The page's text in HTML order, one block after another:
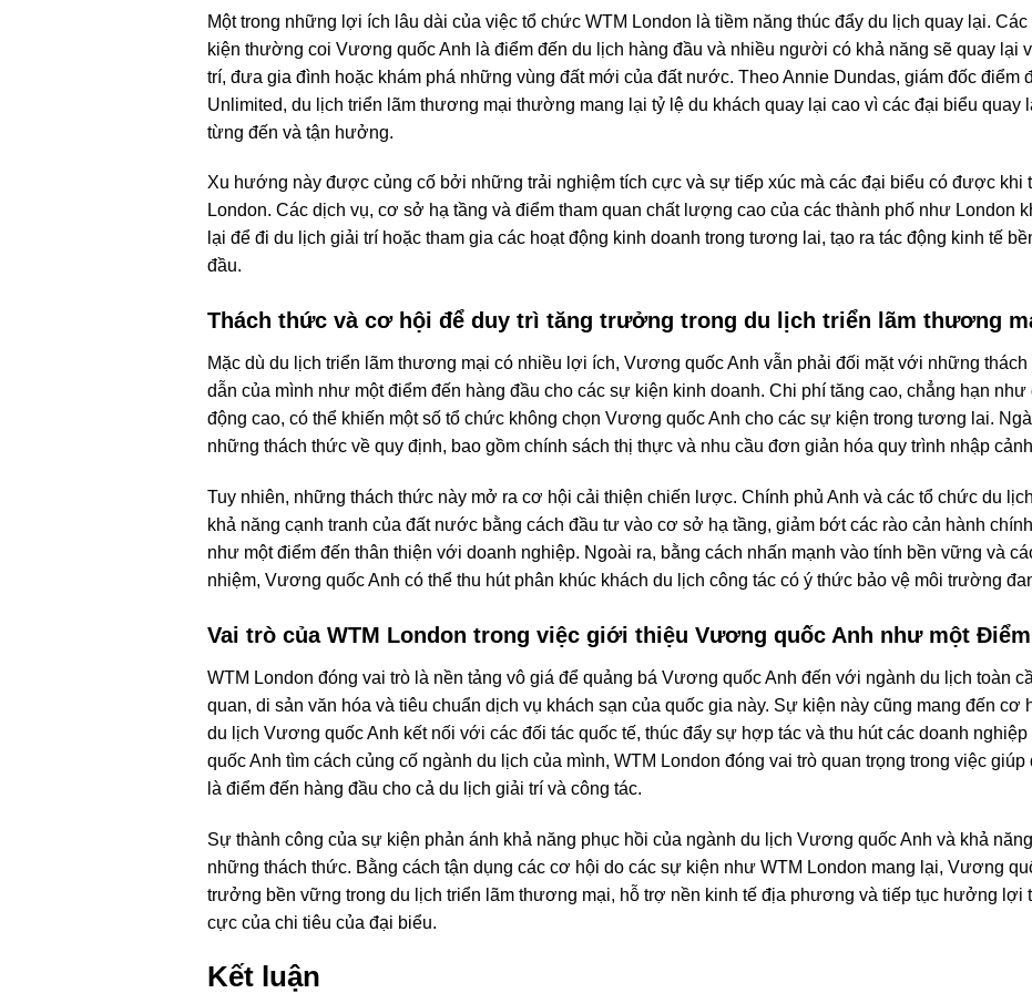
Một trong những lợi ích lâu dài của việc tổ chức WTM London là tiềm năng thúc đẩy du lịch quay lại.
kiện thường coi Vương quốc Anh là điểm đến du lịch hàng đầu và nhiều người có khả năng sẽ quay lại
trí, đưa gia đình hoặc khám phá những vùng đất mới của đất nước. Theo Annie Dundas, giám đốc điểm
Unlimited, du lịch triển lãm thương mại thường mang lại tỷ lệ du khách quay lại cao vì các đại biểu quay
từng đến và tận hưởng.
Xu hướng này được củng cố bởi những trải nghiệm tích cực và sự tiếp xúc mà các đại biểu có được khi
London. Các dịch vụ, cơ sở hạ tầng và điểm tham quan chất lượng cao của các thành phố như London
lại để đi du lịch giải trí hoặc tham gia các hoạt động kinh doanh trong tương lai, tạo ra tác động kinh tế
đầu.
Thách thức và cơ hội để duy trì tăng trưởng trong du lịch triển lãm thương
Mặc dù du lịch triển lãm thương mại có nhiều lợi ích, Vương quốc Anh vẫn phải đối mặt với những
dẫn của mình như một điểm đến hàng đầu cho các sự kiện kinh doanh. Chi phí tăng cao, chẳng hạn
động cao, có thể khiến một số tổ chức không chọn Vương quốc Anh cho các sự kiện trong tương lai.
những thách thức về quy định, bao gồm chính sách thị thực và nhu cầu đơn giản hóa quy trình nhập
Tuy nhiên, những thách thức này mở ra cơ hội cải thiện chiến lược. Chính phủ Anh và các tổ chức du
khả năng cạnh tranh của đất nước bằng cách đầu tư vào cơ sở hạ tầng, giảm bớt các rào cản hành
như một điểm đến thân thiện với doanh nghiệp. Ngoài ra, bằng cách nhấn mạnh vào tính bền vững và
nhiệm, Vương quốc Anh có thể thu hút phân khúc khách du lịch công tác có ý thức bảo vệ môi trường
Vai trò của WTM London trong việc giới thiệu Vương quốc Anh như một
WTM London đóng vai trò là nền tảng vô giá để quảng bá Vương quốc Anh đến với ngành du lịch toàn
quan, di sản văn hóa và tiêu chuẩn dịch vụ khách sạn của quốc gia này. Sự kiện này cũng mang đến cơ
du lịch Vương quốc Anh kết nối với các đối tác quốc tế, thúc đẩy sự hợp tác và thu hút các doanh
quốc Anh tìm cách củng cố ngành du lịch của mình, WTM London đóng vai trò quan trọng trong việc
là điểm đến hàng đầu cho cả du lịch giải trí và công tác.
Sự thành công của sự kiện phản ánh khả năng phục hồi của ngành du lịch Vương quốc Anh và khả
những thách thức. Bằng cách tận dụng các cơ hội do các sự kiện như WTM London mang lại, Vương
trưởng bền vững trong du lịch triển lãm thương mại, hỗ trợ nền kinh tế địa phương và tiếp tục hưởng lợi
cực của chi tiêu của đại biểu.
Kết luận